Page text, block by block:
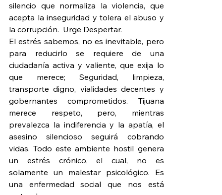
silencio que normaliza la violencia, que
acepta la inseguridad y tolera el abuso y
la corrupción.  Urge Despertar.
El estrés sabemos, no es inevitable, pero
para reducirlo se requiere de una
ciudadanía activa y valiente, que exija lo
que merece; Seguridad, limpieza,
transporte digno, vialidades decentes y
gobernantes comprometidos. Tijuana
merece respeto, pero, mientras
prevalezca la indiferencia y la apatía, el
asesino silencioso seguirá cobrando
vidas. Todo este ambiente hostil genera
un estrés crónico, el cual, no es
solamente un malestar psicológico. Es
una enfermedad social que nos está